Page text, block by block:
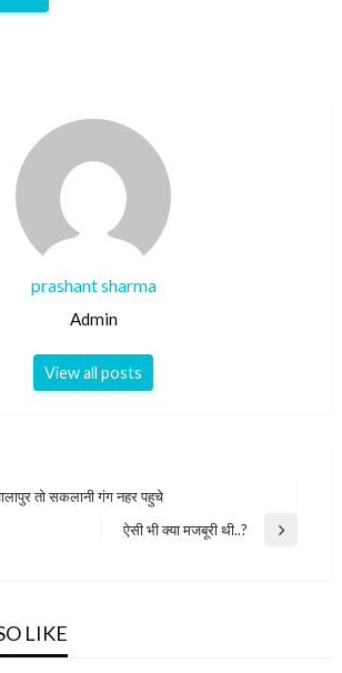
prashant sharma
Admin
View all posts
तो सकलानी गंग नहर पहुचे
Next
ऐसी भी क्या मजबूरी थी..?
LIKE